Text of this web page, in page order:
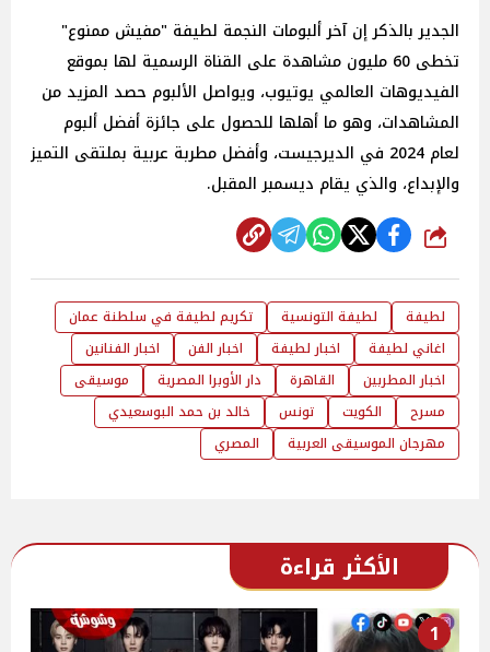
الجدير بالذكر إن آخر ألبومات النجمة لطيفة "مفيش ممنوع"
تخطى 60 مليون مشاهدة على القناة الرسمية لها بموقع
الفيديوهات العالمي يوتيوب، ويواصل الألبوم حصد المزيد من
المشاهدات، وهو ما أهلها للحصول على جائزة أفضل ألبوم
لعام 2024 في الديرجيست، وأفضل مطربة عربية بملتقى التميز
والإبداع، والذي يقام ديسمبر المقبل.
شارك
لطيفة لطيفة التونسية
تكريم لطيفة في سلطنة عمان
اغاني لطيفة
اخبار لطيفة اخبار الفن
اخبار الفنانين
اخبار المطربين
القاهرة دار الأوبرا المصرية
موسيقى
مسرح
الكويت تونس
خالد بن حمد البوسعيدي
مهرجان الموسيقى العربية
المصري
الأكثر قراءة
1